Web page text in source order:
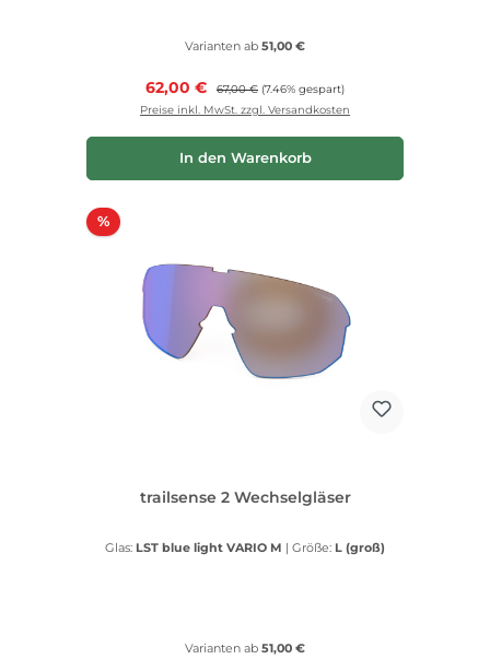
Varianten ab 51,00 €
Verkaufspreis:
62,00 € Regulärer Preis:
67,00 € (7.46% gespart)
Preise inkl. MwSt. zzgl. Versandkosten
In den Warenkorb
%Rabatt
trailsense 2 Wechselgläser
Glas: LST blue light VARIO M | Größe: L (groß)
Varianten ab 51,00 €